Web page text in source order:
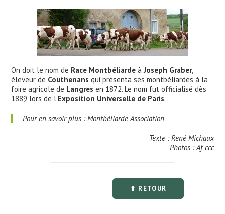
On doit le nom de Race Montbéliarde àJoseph Graber,
éleveur de Couthenans qui présenta ses montbéliardes à la
foire agricole de Langres en 1872. Le nom fut officialisé dès
1889 lors de l'Exposition Universelle de Paris.
Pour en savoir plus :Montbéliarde Association
Texte : René Michaux
Photos : Af-ccc
⬆ RETOUR